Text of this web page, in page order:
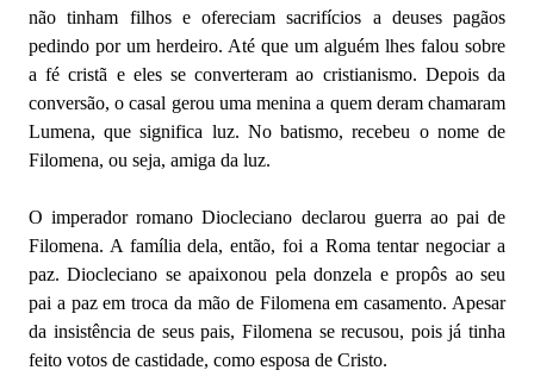
não tinham filhos e ofereciam sacrifícios a deuses pagãos
pedindo por um herdeiro. Até que um alguém lhes falou sobre
a fé cristã e eles se converteram ao cristianismo. Depois da
conversão, o casal gerou uma menina a quem deram chamaram
Lumena, que significa luz. No batismo, recebeu o nome de
Filomena, ou seja, amiga da luz.
O imperador romano Diocleciano declarou guerra ao pai de
Filomena. A família dela, então, foi a Roma tentar negociar a
paz. Diocleciano se apaixonou pela donzela e propôs ao seu
pai a paz em troca da mão de Filomena em casamento. Apesar
da insistência de seus pais, Filomena se recusou, pois já tinha
feito votos de castidade, como esposa de Cristo.